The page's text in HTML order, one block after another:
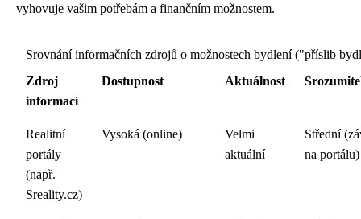
vyhovuje vašim potřebám a finančním možnostem.
Srovnání informačních zdrojů o možnostech bydlení ("příslib
Zdroj
informací
Dostupnost Aktuálnost
Realitní
portály
(např.
Sreality.cz)
Vysoká (online)
Velmi
aktuální
Střední
na portálu)